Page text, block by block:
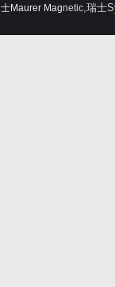
士Maurer Magnetic,瑞士